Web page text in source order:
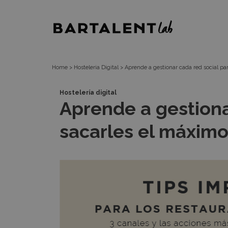
gestionar
Bartalent
Home > Hosteleria Digital > Aprende a gestionar cada red social
Hostelería digital
Aprende a
sacarles el